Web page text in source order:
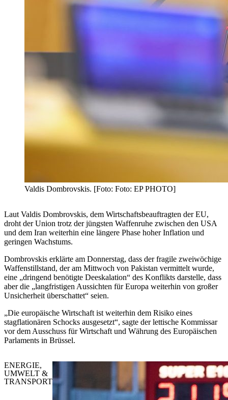
Valdis Dombrovskis. [Foto: Foto: EP PHOTO]
Laut Valdis Dombrovskis, dem Wirtschaftsbeauftragten der EU,
droht der Union trotz der jüngsten Waffenruhe zwischen den USA
und dem Iran weiterhin eine längere Phase hoher Inflation und
geringen Wachstums.
Dombrovskis erklärte am Donnerstag, dass der fragile zweiwöchige
Waffenstillstand, der am Mittwoch von Pakistan vermittelt wurde,
eine „dringend benötigte Deeskalation“ des Konflikts darstelle, dass
aber die „langfristigen Aussichten für Europa weiterhin von großer
Unsicherheit überschattet“ seien.
„Die europäische Wirtschaft ist weiterhin dem Risiko eines
stagflationären Schocks ausgesetzt“, sagte der lettische Kommissar
vor dem Ausschuss für Wirtschaft und Währung des Europäischen
Parlaments in Brüssel.
ENERGIE,
UMWELT &
TRANSPORT